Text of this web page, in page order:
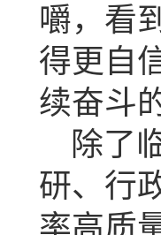
嚼，看
得更自
续奋斗
除了
研、行
率高质